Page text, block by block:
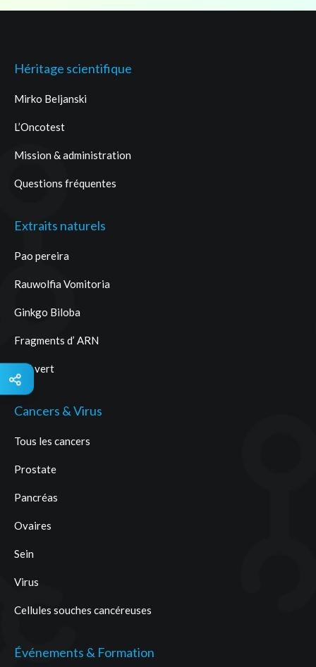
Héritage scientifique
Mirko Beljanski
L’Oncotest
Mission & administration
Questions fréquentes
Extraits naturels
Pao pereira
Rauwolfia Vomitoria
Ginkgo Biloba
Fragments d’ ARN
Thé vert
Cancers & Virus
Tous les cancers
Prostate
Pancréas
Ovaires
Sein
Virus
Cellules souches cancéreuses
Événements & Formation